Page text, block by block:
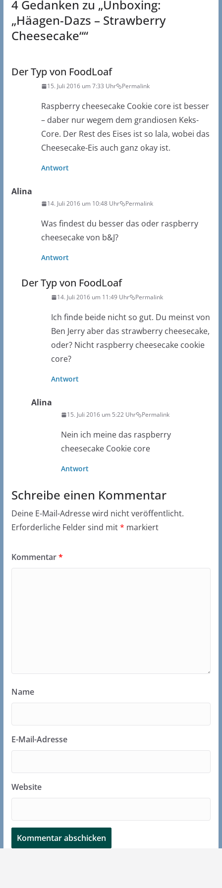
4 Gedanken zu „Unboxing:
„Häagen-Dazs – Strawberry
Cheesecake““
Der Typ von FoodLoaf
15. Juli 2016 um 7:33 Uhr Permalink
Raspberry cheesecake Cookie core ist besser
– daber nur wegem dem grandiosen Keks-
Core. Der Rest des Eises ist so lala, wobei das
Cheesecake-Eis auch ganz okay ist.
Antwort
Alina
14. Juli 2016 um 10:48 Uhr Permalink
Was findest du besser das oder raspberry
cheesecake von b&J?
Antwort
Der Typ von FoodLoaf
14. Juli 2016 um 11:49 Uhr Permalink
Ich finde beide nicht so gut. Du meinst von
Ben Jerry aber das strawberry cheesecake,
oder? Nicht raspberry cheesecake cookie
core?
Antwort
Alina
15. Juli 2016 um 5:22 Uhr Permalink
Nein ich meine das raspberry
cheesecake Cookie core
Antwort
Schreibe einen Kommentar
Deine E-Mail-Adresse wird nicht veröffentlicht.
Erforderliche Felder sind mit* markiert
Kommentar*
Name
E-Mail-Adresse
Website